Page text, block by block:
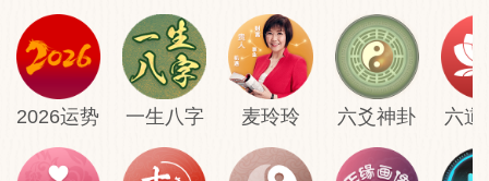
2026运势 一生八字 麦玲玲 六爻神卦 六道